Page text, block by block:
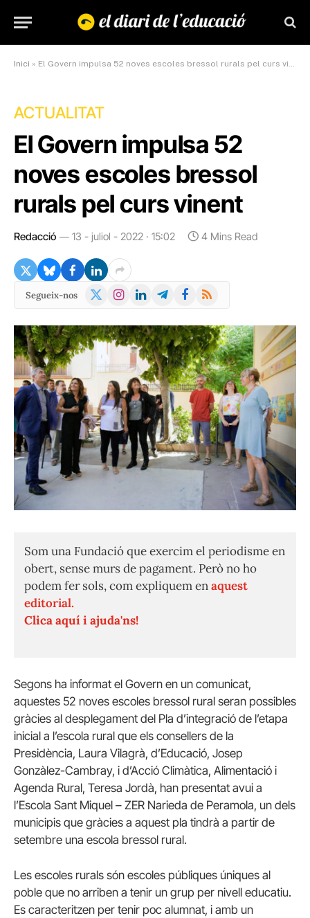
Inici » El Govern impulsa 52 noves escoles bressol rurals pel curs vinent
ACTUALITAT
El Govern impulsa 52
noves escoles bressol
rurals pel curs vinent
Redacció 13 - juliol - 2022 · 15:02 4 Mins Read
Segueix-nos
X
Instagram
LinkedInTelegramFacebook
RSS
Som una Fundació que exercim el periodisme en
obert, sense murs de pagament. Però no ho
podem fer sols, com expliquem enaquest
editorial.
Clica aquí i ajuda'ns!
Segons ha informat el Govern en un comunicat,
aquestes 52 noves escoles bressol rural seran possibles
gràcies al desplegament del Pla d’integració de l’etapa
inicial a l’escola rural que els consellers de la
Presidència, Laura Vilagrà, d’Educació, Josep
Gonzàlez-Cambray, i d’Acció Climàtica, Alimentació i
Agenda Rural, Teresa Jordà, han presentat avui a
l’Escola Sant Miquel – ZER Narieda de Peramola, un dels
municipis que gràcies a aquest pla tindrà a partir de
setembre una escola bressol rural.
Les escoles rurals són escoles públiques úniques al
poble que no arriben a tenir un grup per nivell educatiu.
Es caracteritzen per tenir poc alumnat, i amb un